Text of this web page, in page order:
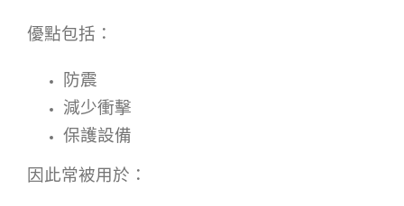
優點包括：
防震
減少衝擊
保護設備
因此常被用於：